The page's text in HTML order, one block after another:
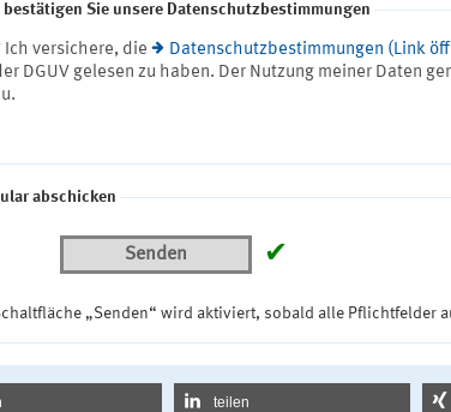
Sie unsere Datenschutzbestimmungen
Ich versichere, die
Datenschutzbestimmungen (Link
DGUV gelesen zu haben. Der Nutzung meiner Daten
abschicken
Senden ✔
„Senden“ wird aktiviert, sobald alle Pflichtfelder
teilen